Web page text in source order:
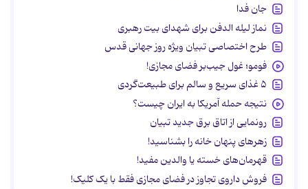
جان فدا
نماز لیله الدفن برای شهدای بیت رهبری
طرح اختصاصی تبیان ویژه روز جهانی قدس
فومو؛ غول جیب‌بر فضای مجازی!
۵ غذای سریع و سالم برای طبیعت‌گردی
نتیجه حمله آمریکا به ایران چیست؟
رونمایی از اتاق برق جدید تبیان
زهرهای پنهان خانه را بشناسید!
قهرمان‌های خسته یا والدین مفید!
فروش داروی تجاوز در فضای مجازی فقط با یک کلیک!